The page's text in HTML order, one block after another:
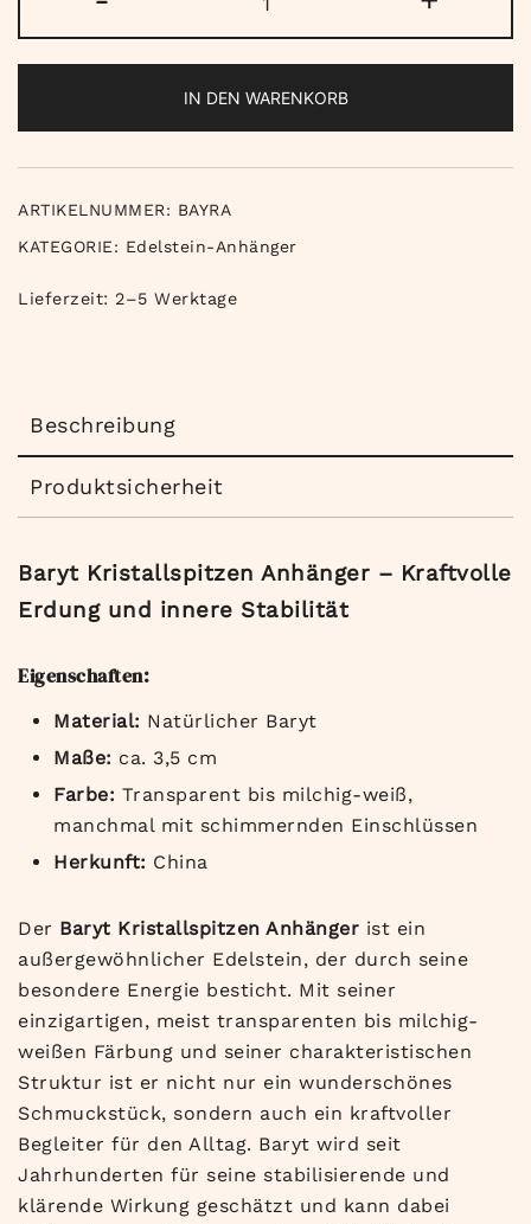
Kristallspitzen
Anhänger
IN DEN WARENKORB
ARTIKELNUMMER: BAYRA
KATEGORIE: Edelstein-Anhänger
Lieferzeit: 2–5 Werktage
Beschreibung
Produktsicherheit
Baryt Kristallspitzen Anhänger – Kraftvolle
Erdung und innere Stabilität
Eigenschaften:
Material: Natürlicher Baryt
Maße: ca. 3,5 cm
Farbe: Transparent bis milchig-weiß,
manchmal mit schimmernden Einschlüssen
Herkunft: China
Der Baryt Kristallspitzen Anhänger ist ein
außergewöhnlicher Edelstein, der durch seine
besondere Energie besticht. Mit seiner
einzigartigen, meist transparenten bis milchig-
weißen Färbung und seiner charakteristischen
Struktur ist er nicht nur ein wunderschönes
Schmuckstück, sondern auch ein kraftvoller
Begleiter für den Alltag. Baryt wird seit
Jahrhunderten für seine stabilisierende und
klärende Wirkung geschätzt und kann dabei